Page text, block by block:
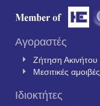
Αγοραστές
Ζήτηση Ακινήτου
Μεσιτικές αμοιβές
Ιδιοκτήτες